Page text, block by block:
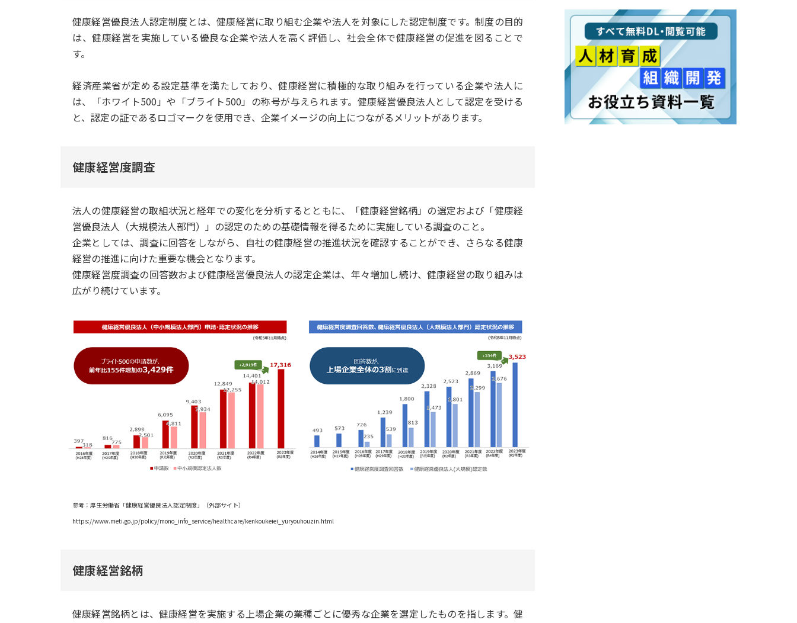
健康経営優良法人認定制度とは、健康経営に取り組む企業や法人を対象にした認定制度です。制度の目的
は、健康経営を実施している優良な企業や法人を高く評価し、社会全体で健康経営の促進を図ることで
す。
経済産業省が定める設定基準を満たしており、健康経営に積極的な取り組みを行っている企業や法人に
は、「ホワイト500」や「ブライト500」の称号が与えられます。健康経営優良法人として認定を受ける
と、認定の証であるロゴマークを使用でき、企業イメージの向上につながるメリットがあります。
健康経営度調査
法人の健康経営の取組状況と経年での変化を分析するとともに、「健康経営銘柄」の選定および「健康経
営優良法人（大規模法人部門）」の認定のための基礎情報を得るために実施している調査のこと。
企業としては、調査に回答をしながら、自社の健康経営の推進状況を確認することができ、さらなる健康
経営の推進に向けた重要な機会となります。
健康経営度調査の回答数および健康経営優良法人の認定企業は、年々増加し続け、健康経営の取り組みは
広がり続けています。
参考：厚生労働省「健康経営優良法人認定制度」（外部サイト）
https://www.meti.go.jp/policy/mono_info_service/healthcare/kenkoukeiei_yuryouhouzin.html
健康経営銘柄
健康経営銘柄とは、健康経営を実施する上場企業の業種ごとに優秀な企業を選定したものを指します。健